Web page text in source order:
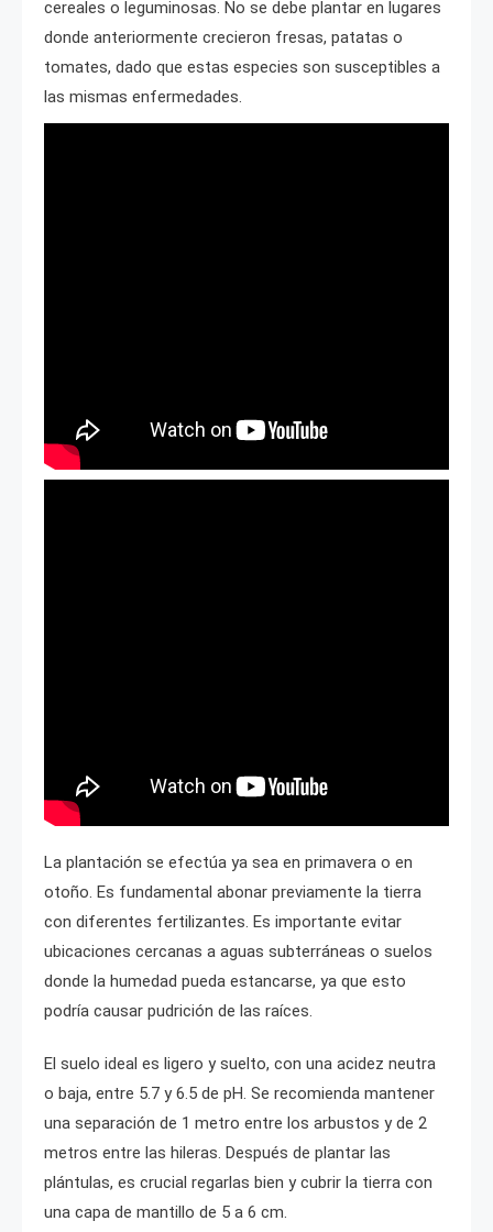
cereales o leguminosas. No se debe plantar en lugares
donde anteriormente crecieron fresas, patatas o
tomates, dado que estas especies son susceptibles a
las mismas enfermedades.
La plantación se efectúa ya sea en primavera o en
otoño. Es fundamental abonar previamente la tierra
con diferentes fertilizantes. Es importante evitar
ubicaciones cercanas a aguas subterráneas o suelos
donde la humedad pueda estancarse, ya que esto
podría causar pudrición de las raíces.
El suelo ideal es ligero y suelto, con una acidez neutra
o baja, entre 5.7 y 6.5 de pH. Se recomienda mantener
una separación de 1 metro entre los arbustos y de 2
metros entre las hileras. Después de plantar las
plántulas, es crucial regarlas bien y cubrir la tierra con
una capa de mantillo de 5 a 6 cm.